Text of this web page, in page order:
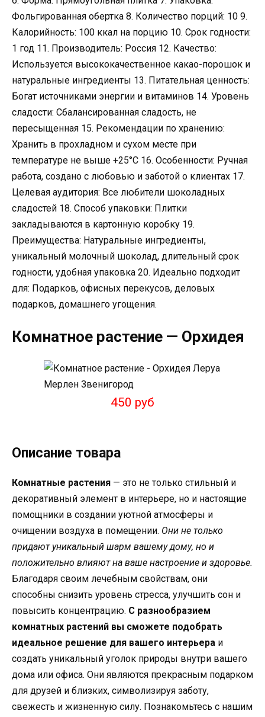
Фольгированная обертка 8. Количество порций: 10 9.
Калорийность: 100 ккал на порцию 10. Срок годности:
1 год 11. Производитель: Россия 12. Качество:
Используется высококачественное какао-порошок и
натуральные ингредиенты 13. Питательная ценность:
Богат источниками энергии и витаминов 14. Уровень
сладости: Сбалансированная сладость, не
пересыщенная 15. Рекомендации по хранению:
Хранить в прохладном и сухом месте при
температуре не выше +25°C 16. Особенности: Ручная
работа, создано с любовью и заботой о клиентах 17.
Целевая аудитория: Все любители шоколадных
сладостей 18. Способ упаковки: Плитки
закладываются в картонную коробку 19.
Преимущества: Натуральные ингредиенты,
уникальный молочный шоколад, длительный срок
годности, удобная упаковка 20. Идеально подходит
для: Подарков, офисных перекусов, деловых
подарков, домашнего угощения.
Комнатное растение — Орхидея
450 руб
Описание товара
Комнатные растения — это не только стильный и
декоративный элемент в интерьере, но и настоящие
помощники в создании уютной атмосферы и
очищении воздуха в помещении. Они не только
придают уникальный шарм вашему дому, но и
положительно влияют на ваше настроение и здоровье.
Благодаря своим лечебным свойствам, они
способны снизить уровень стресса, улучшить сон и
повысить концентрацию. С разнообразием
комнатных растений вы сможете подобрать
идеальное решение для вашего интерьера и
создать уникальный уголок природы внутри вашего
дома или офиса. Они являются прекрасным подарком
для друзей и близких, символизируя заботу,
свежесть и жизненную силу. Познакомьтесь с нашим